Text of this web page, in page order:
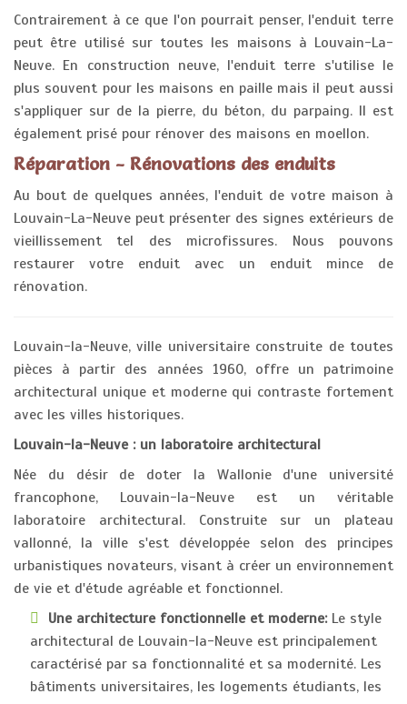
Contrairement à ce que l'on pourrait penser, l'enduit terre
peut être utilisé sur toutes les maisons à Louvain-La-
Neuve. En construction neuve, l'enduit terre s'utilise le
plus souvent pour les maisons en paille mais il peut aussi
s'appliquer sur de la pierre, du béton, du parpaing. Il est
également prisé pour rénover des maisons en moellon.
Réparation - Rénovations des enduits
Au bout de quelques années, l'enduit de votre maison à
Louvain-La-Neuve peut présenter des signes extérieurs de
vieillissement tel des microfissures. Nous pouvons
restaurer votre enduit avec un enduit mince de
rénovation.
Louvain-la-Neuve, ville universitaire construite de toutes
pièces à partir des années 1960, offre un patrimoine
architectural unique et moderne qui contraste fortement
avec les villes historiques.
Louvain-la-Neuve : un laboratoire architectural
Née du désir de doter la Wallonie d'une université
francophone, Louvain-la-Neuve est un véritable
laboratoire architectural. Construite sur un plateau
vallonné, la ville s'est développée selon des principes
urbanistiques novateurs, visant à créer un environnement
de vie et d'étude agréable et fonctionnel.
Une architecture fonctionnelle et moderne:Le style
architectural de Louvain-la-Neuve est principalement
caractérisé par sa fonctionnalité et sa modernité. Les
bâtiments universitaires, les logements étudiants, les